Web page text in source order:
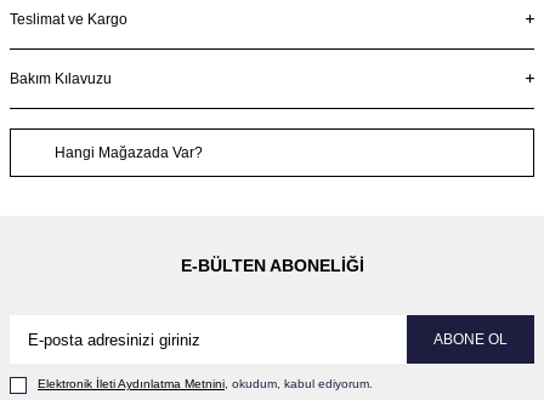
Teslimat ve Kargo
Bakım Kılavuzu
Hangi Mağazada Var?
E-BÜLTEN ABONELIĞI
ABONE OL
Elektronik İleti Aydınlatma Metni‌ni, okudum, kabul ediyorum.